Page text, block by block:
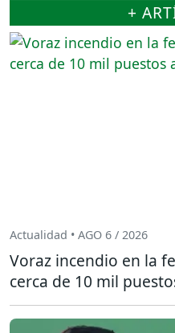
+
Actualidad • AGO 6 / 2026
Voraz incendio en la
cerca de 10 mil